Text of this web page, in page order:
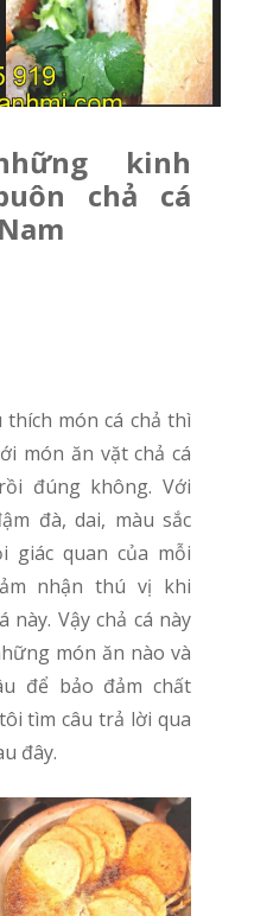
chả cá
món ăn vặt chả cá
đúng không. Với
đà, dai, màu sắc
giác quan của mỗi
nhận thú vị khi
Vậy chả cá này
món ăn nào và
để bảo đảm chất
tìm câu trả lời qua
đây.